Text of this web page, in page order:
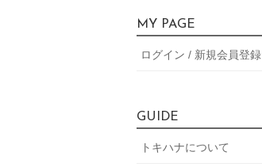
MY PAGE
ログイン / 新規会員登録
GUIDE
トキハナについて